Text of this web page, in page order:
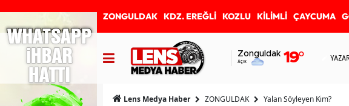
ZONGULDAK KDZ. EREĞLİ KOZLU KİLİMLİ ÇAYCUMA
Zonguldak
Açık 19°
Lens Medya Haber ZONGULDAK Yalan Söyleyen Kim?